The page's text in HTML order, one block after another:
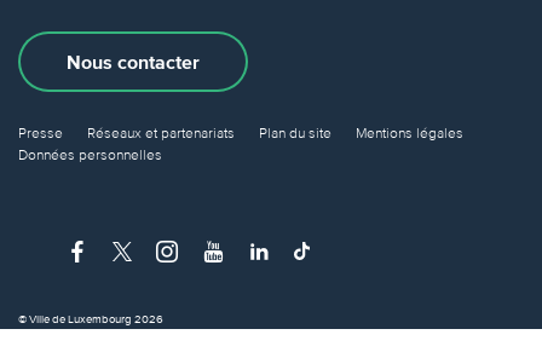
Nous contacter
Presse Réseaux et partenariats Plan du site
Mentions légales
Données personnelles
© Ville de Luxembourg 2026